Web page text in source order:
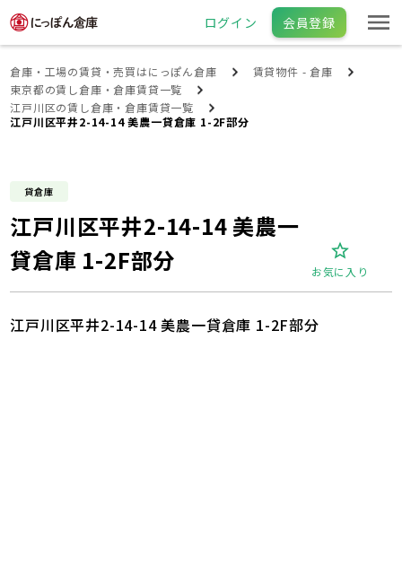
ログイン 会員登録
倉庫・工場の賃貸・売買はにっぽん倉庫
賃貸物件 - 倉庫
東京都の賃し倉庫・倉庫賃貸一覧
江戸川区の賃し倉庫・倉庫賃貸一覧
江戸川区平井2-14-14 美農一貸倉庫 1-2F部分
貸倉庫
江戸川区平井2-14-14 美農一
貸倉庫 1-2F部分
お気に入り
江戸川区平井2-14-14 美農一貸倉庫 1-2F部分